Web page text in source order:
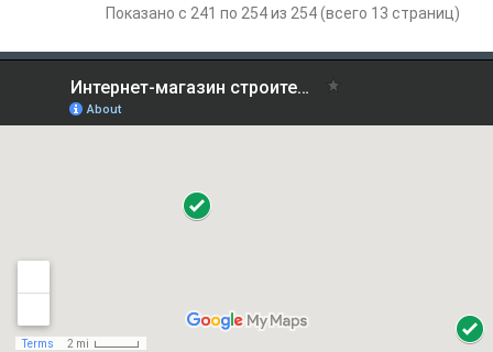
Показано с 241 по 254 из 254 (всего 13 страниц)